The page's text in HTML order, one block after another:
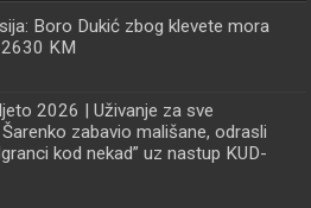
Boro Dukić zbog klevete mora
KM
2026 | Uživanje za sve
zabavio mališane, odrasli
kod nekad” uz nastup KUD-